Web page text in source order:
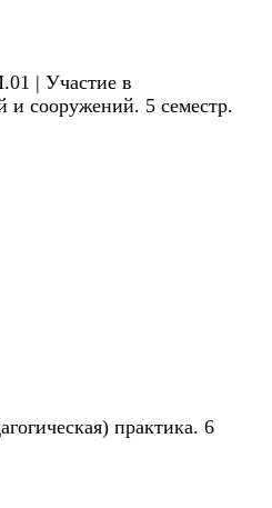
| Участие в
и сооружений. 5 семестр.
практика. 6